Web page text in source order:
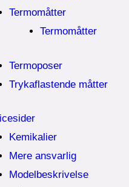
Termomåtter
Termomåtter
Termoposer
Trykaflastende måtter
Kemikalier​
Mere ansvarlig
Modelbeskrivelse